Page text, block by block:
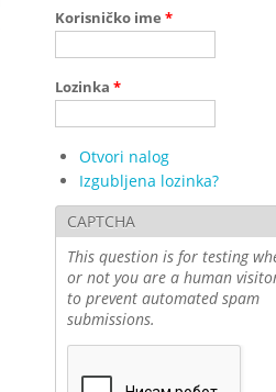
Korisničko ime *
Lozinka *
Otvori nalog
Izgubljena lozinka?
CAPTCHA
This question is for testing
or not you are a human
to prevent automated spam
submissions.